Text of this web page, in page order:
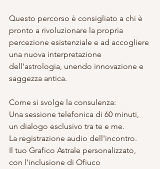
Questo percorso è consigliato a chi è
pronto a rivoluzionare la propria
percezione esistenziale e ad accogliere
una nuova interpretazione
dell'astrologia, unendo innovazione e
saggezza antica.
Come si svolge la consulenza:
Una sessione telefonica di 60 minuti,
un dialogo esclusivo tra te e me.
La registrazione audio dell'incontro.
Il tuo Grafico Astrale personalizzato,
con l'inclusione di Ofiuco